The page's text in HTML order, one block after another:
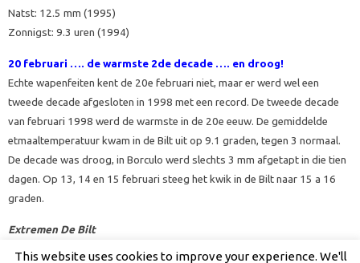
Natst: 12.5 mm (1995)
Zonnigst: 9.3 uren (1994)
20 februari …. de warmste 2de decade …. en droog!
Echte wapenfeiten kent de 20e februari niet, maar er werd wel een
tweede decade afgesloten in 1998 met een record. De tweede decade
van februari 1998 werd de warmste in de 20e eeuw. De gemiddelde
etmaaltemperatuur kwam in de Bilt uit op 9.1 graden, tegen 3 normaal.
De decade was droog, in Borculo werd slechts 3 mm afgetapt in die tien
dagen. Op 13, 14 en 15 februari steeg het kwik in de Bilt naar 15 a 16
graden.
Extremen De Bilt
Koudst: -14.0 (1956)
This website uses cookies to improve your experience. We'll